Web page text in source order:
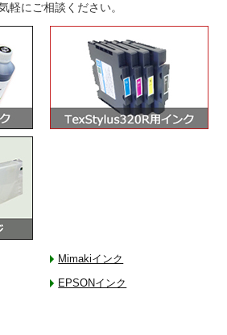
軽にご相談ください。
Mimakiインク
EPSONインク